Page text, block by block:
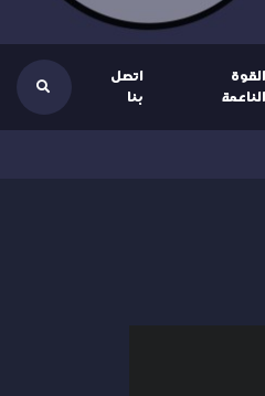
القوة
الناعمة
اتصل
بنا